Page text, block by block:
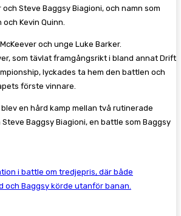
Steve Baggsy Biagioni, och namn som
Kevin Quinn.
och unge Luke Barker.
som tävlat framgångsrikt i bland annat Drift
lyckades ta hem den battlen och
förste vinnare.
en hård kamp mellan två rutinerade
Baggsy Biagioni, en battle som Baggsy
i battle om tredjepris, där både
och Baggsy körde utanför banan.